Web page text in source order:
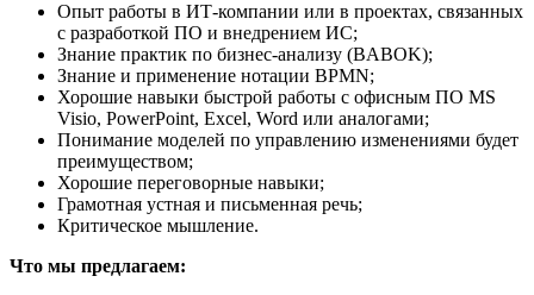
Опыт работы в ИТ-компании или в проектах, связанных
с разработкой ПО и внедрением ИС;
Знание практик по бизнес-анализу (BABOK);
Знание и применение нотации BPMN;
Хорошие навыки быстрой работы с офисным ПО MS
Visio, PowerPoint, Excel, Word или аналогами;
Понимание моделей по управлению изменениями будет
преимуществом;
Хорошие переговорные навыки;
Грамотная устная и письменная речь;
Критическое мышление.
Что мы предлагаем: